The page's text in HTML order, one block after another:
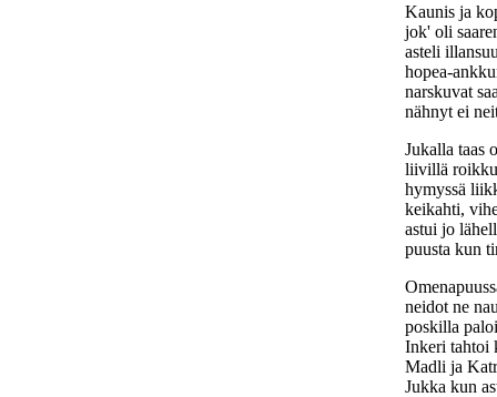
Kaunis ja
jok' oli
asteli
hopea-
narskuvat
nähnyt ei
Jukalla taas
liivillä
hymyssä
keikahti,
astui jo
puusta kun
neidot ne
poskilla
Inkeri tahtoi
Madli ja
Jukka kun